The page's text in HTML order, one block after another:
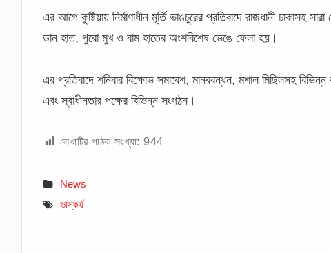
এর আগে কুষ্টিয়ায় নির্মাণাধীন মূর্তি ভাঙচুরের প্রতিবাদে রাজধানী
ডান হাত, পুরো মুখ ও বাম হাতের অংশবিশেষ ভেঙে ফেলা হয়।
এর প্রতিবাদে শনিবার বিক্ষোভ সমাবেশ, মানববন্ধন, মশাল মিছিলসহ
এবং স্বাধীনতার পক্ষের বিভিন্ন সংগঠন।
লেখাটির পাঠক সংখ্যা: 944
News
ভাস্কর্য